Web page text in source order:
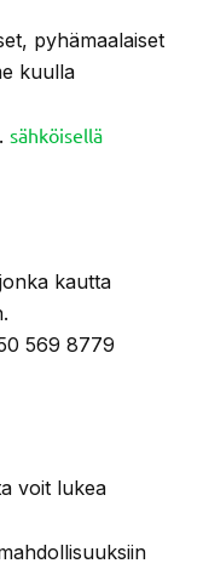
pyhämaalaiset
kuulla
sähköisellä
kautta
569 8779
voit lukea